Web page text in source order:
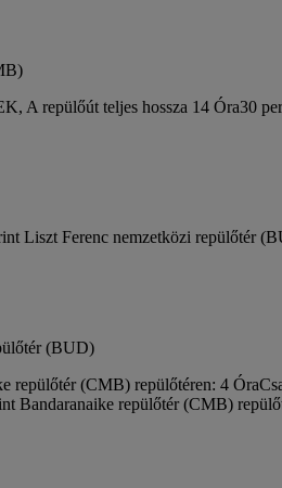
A repülőút teljes hossza 14 Óra30
Liszt Ferenc nemzetközi repülőtér
(BUD)
repülőtér (CMB) repülőtéren: 4 Óra
Bandaranaike repülőtér (CMB)